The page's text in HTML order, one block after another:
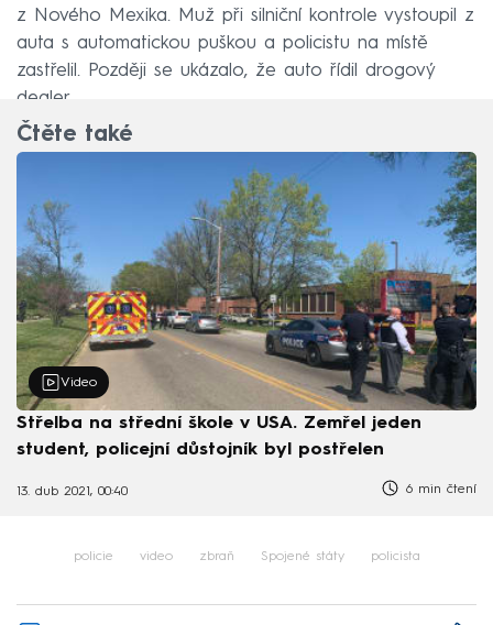
z Nového Mexika. Muž při silniční kontrole vystoupil z
auta s automatickou puškou a policistu na místě
zastřelil. Později se ukázalo, že auto řídil drogový
dealer.
Čtěte také
Video
Střelba na střední škole v USA. Zemřel jeden
student, policejní důstojník byl postřelen
13. dub 2021, 00:40 6 min čtení
policie video zbraň Spojené státy policista